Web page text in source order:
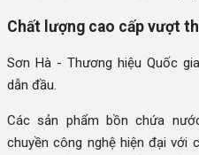
Chất lượng cao cấp vượt
Sơn Hà - Thương hiệu Quốc
dẫn đầu.
Các sản phẩm bồn chứa
chuyền công nghệ hiện đại với